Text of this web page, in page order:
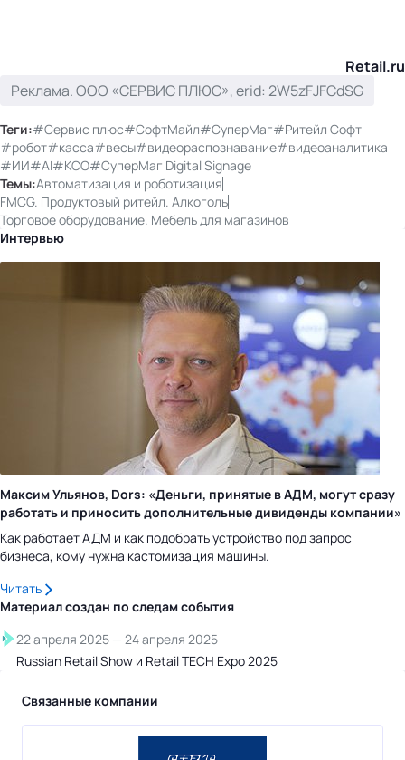
Retail.ru
Реклама. ООО «СЕРВИС ПЛЮС», erid: 2W5zFJFCdSG
Теги:#Сервис плюс#СофтМайл#СуперМаг#Ритейл Софт
#робот#касса#весы#видеораспознавание#видеоаналитика
#ИИ#AI#КСО#СуперМаг Digital Signage
Темы:Автоматизация и роботизация
FMCG. Продуктовый ритейл. Алкоголь
Торговое оборудование. Мебель для магазинов
Интервью
Максим Ульянов, Dors: «Деньги, принятые в АДМ, могут сразу
работать и приносить дополнительные дивиденды компании»
Как работает АДМ и как подобрать устройство под запрос
бизнеса, кому нужна кастомизация машины.
Читать
Материал создан по следамсобытия
22 апреля 2025 — 24 апреля 2025
Russian Retail Show и Retail TECH Expo 2025
Связанные компании